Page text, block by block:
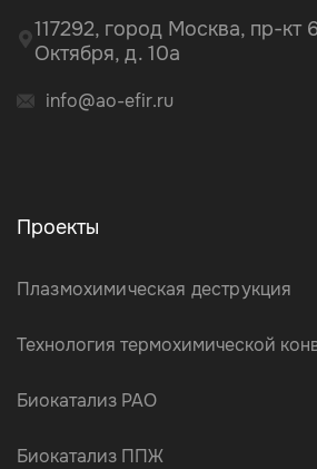
117292, город Москва, пр-кт
Октября, д. 10а
info@ao-efir.ru
Проекты
Плазмохимическая деструкция
Технология термохимической
Биокатализ РАО
Биокатализ ППЖ